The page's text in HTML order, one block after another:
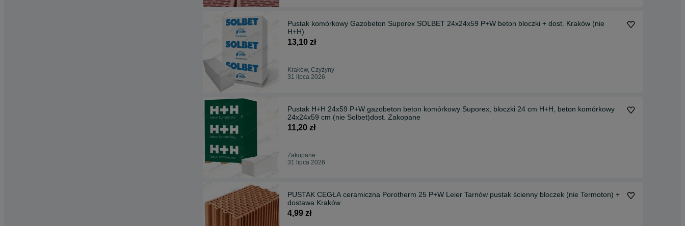
Pustak komórkowy Gazobeton Suporex SOLBET 24x24x59 P+W beton bloczki + dost. Kraków (nie
H+H)
13,10 zł
Kraków, Czyżyny
31 lipca 2026
Pustak H+H 24x59 P+W gazobeton beton komórkowy Suporex, bloczki 24 cm H+H, beton komórkowy
24x24x59 cm (nie Solbet)dost. Zakopane
11,20 zł
Zakopane
31 lipca 2026
PUSTAK CEGŁA ceramiczna Porotherm 25 P+W Leier Tarnów pustak ścienny bloczek (nie Termoton) +
dostawa Kraków
4,99 zł